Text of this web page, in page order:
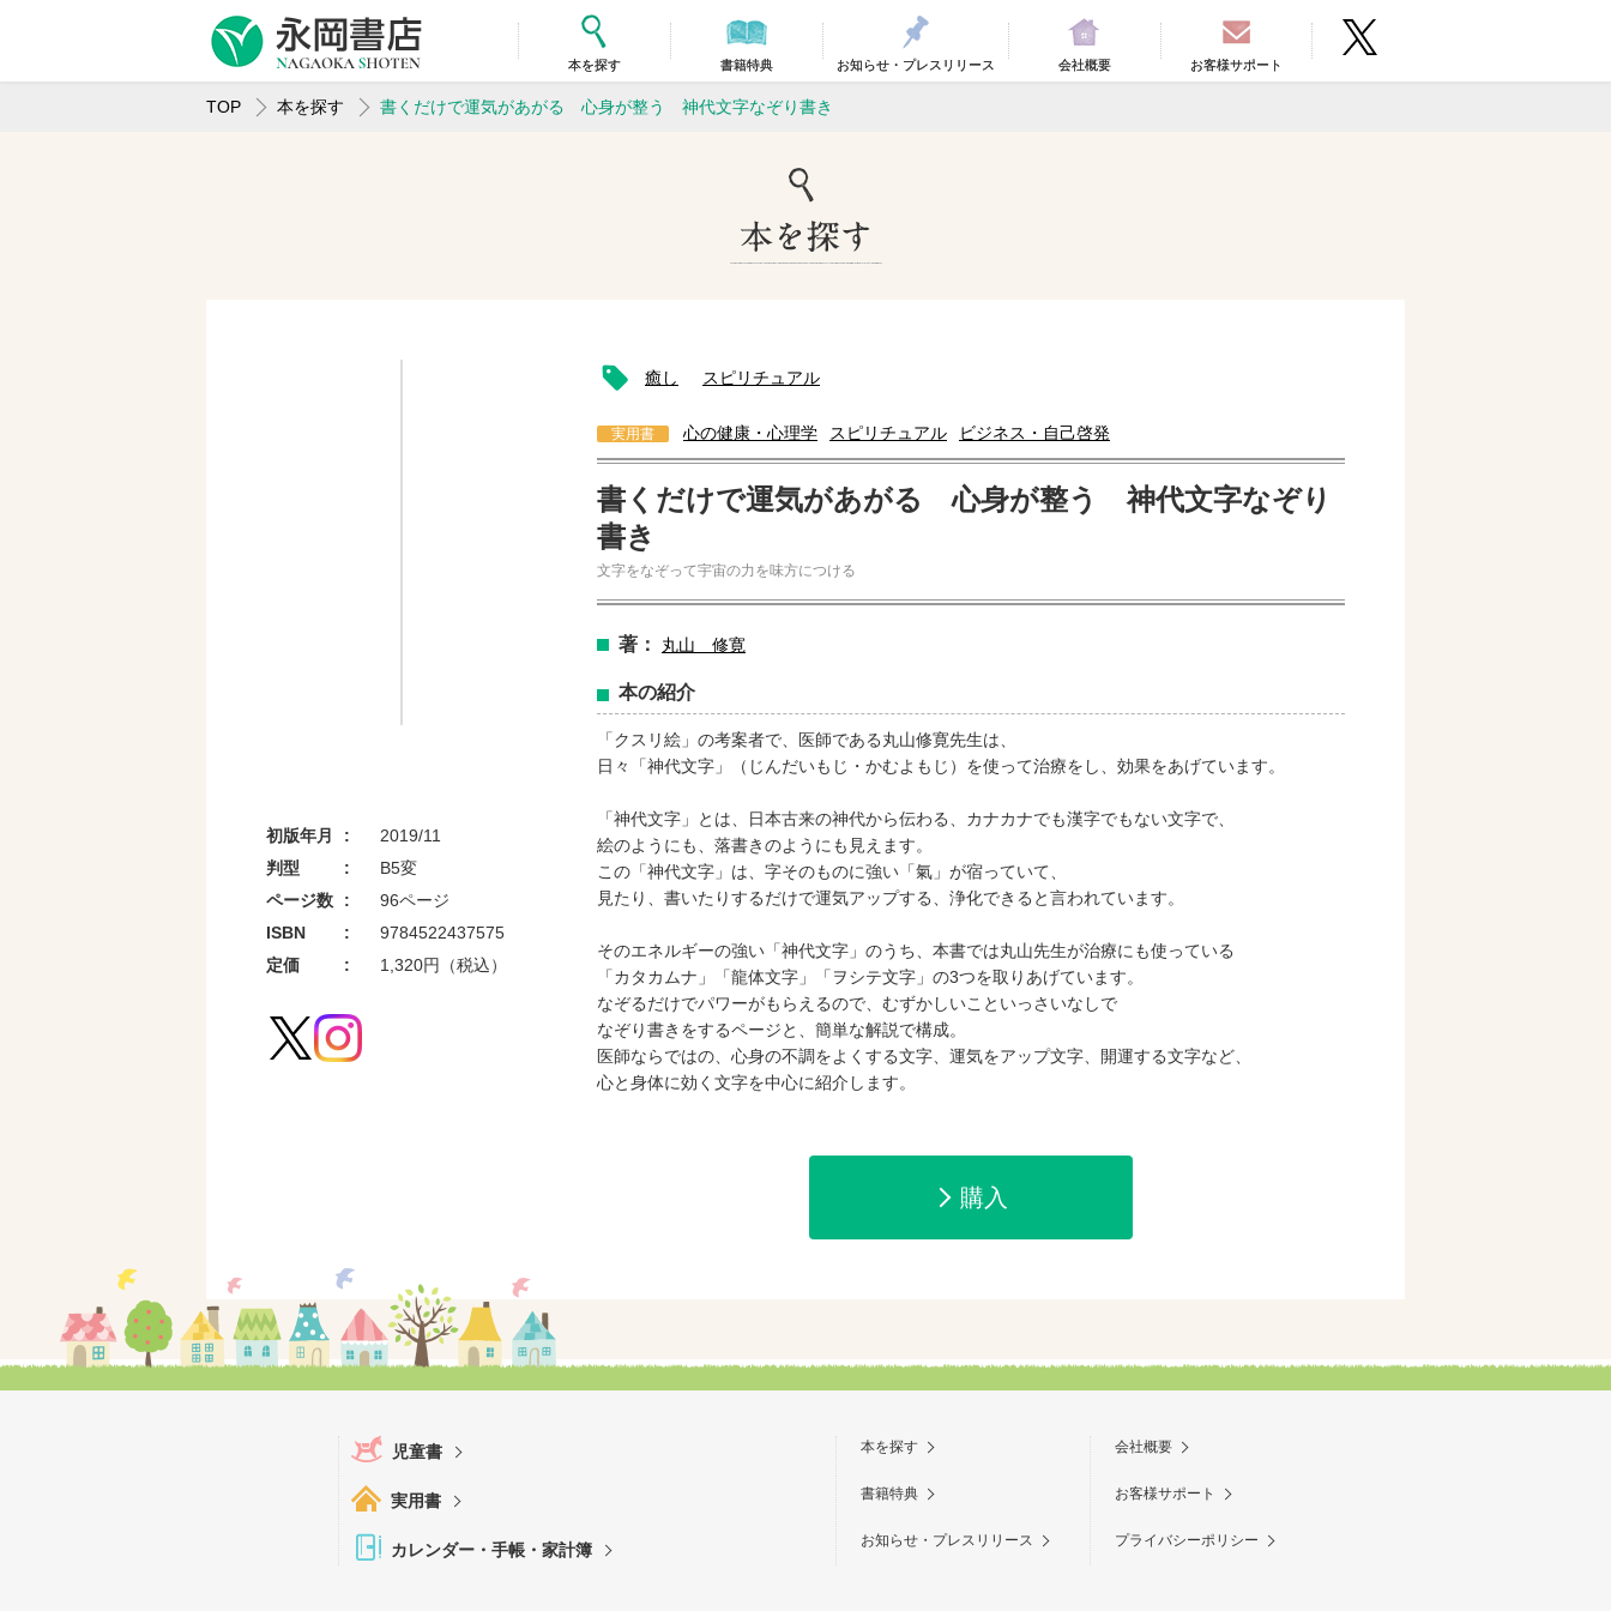
本を探す 書籍特典 お知らせ・プレスリリース 会社概要 お客様サポート
TOP 本を探す 書くだけで運気があがる 心身が整う 神代文字なぞり書き
初版年月
2019/11
判型
B5変
ページ数
96ページ
ISBN
9784522437575
定価
1,320円（税込）
癒し スピリチュアル
実用書 心の健康・心理学 スピリチュアル ビジネス・自己啓発
書くだけで運気があがる 心身が整う 神代文字なぞり
書き
文字をなぞって宇宙の力を味方につける
著： 丸山 修寛
本の紹介
「クスリ絵」の考案者で、医師である丸山修寛先生は、
日々「神代文字」（じんだいもじ・かむよもじ）を使って治療をし、効果をあげています。
「神代文字」とは、日本古来の神代から伝わる、カナカナでも漢字でもない文字で、
絵のようにも、落書きのようにも見えます。
この「神代文字」は、字そのものに強い「氣」が宿っていて、
見たり、書いたりするだけで運気アップする、浄化できると言われています。
そのエネルギーの強い「神代文字」のうち、本書では丸山先生が治療にも使っている
「カタカムナ」「龍体文字」「ヲシテ文字」の3つを取りあげています。
なぞるだけでパワーがもらえるので、むずかしいこといっさいなしで
なぞり書きをするページと、簡単な解説で構成。
医師ならではの、心身の不調をよくする文字、運気をアップ文字、開運する文字など、
心と身体に効く文字を中心に紹介します。
購入
amazonで購入 楽天ブックスで購入
e-honで購入
児童書
実用書
カレンダー・手帳・家計簿
本を探す
書籍特典
お知らせ・プレスリリース
会社概要
お客様サポート
プライバシーポリシー